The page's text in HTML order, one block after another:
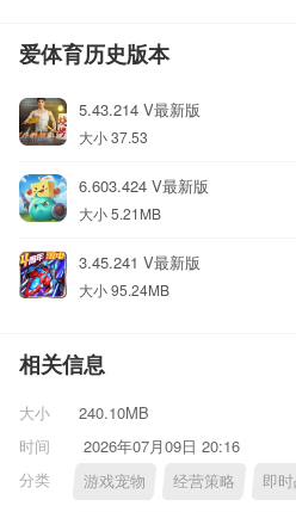
爱体育历史版本
5.43.214 V最新版
大小 37.53
6.603.424 V最新版
大小 5.21MB
3.45.241 V最新版
大小 95.24MB
相关信息
大小
240.10MB
时间
2026年07月09日 20:16
分类
游戏宠物 经营策略 即